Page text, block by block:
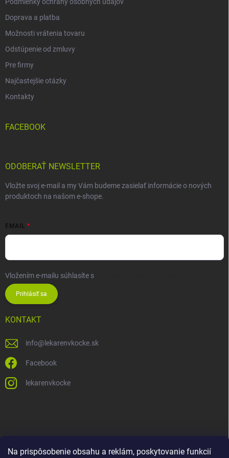
Na prispôsobenie obsahu a reklám, poskytovanie funkcií
Podmienky ochrany osobných údajov
Doprava a platba
Možnosti vrátenia tovaru
Odstúpenie od zmluvy
Pre firmy
Najčastejšie otázky
Kontakty
FACEBOOK
ODOBERAŤ NEWSLETTER
Vložte svoj e-mail a my Vám budeme zasielať informácie o nových
produktoch na našom e-shope.
EMAIL
Vložením e-mailu súhlasíte s
Prihlásiť sa
KONTAKT
info@ lekarenvkocke.sk
Facebook
lekarenvkocke